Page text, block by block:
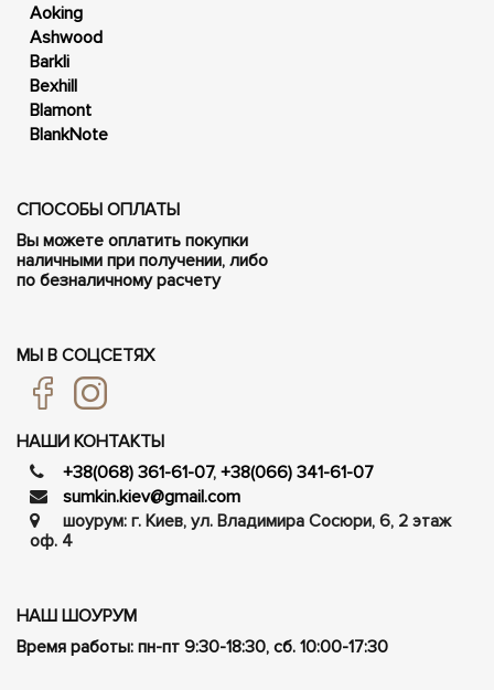
Aoking
Ashwood
Barkli
Bexhill
Blamont
BlankNote
СПОСОБЫ ОПЛАТЫ
Вы можете оплатить покупки
наличными при получении, либо
по безналичному расчету
МЫ В СОЦСЕТЯХ
НАШИ КОНТАКТЫ
+38(068) 361-61-07, +38(066) 341-61-07
sumkin.kiev@gmail.com
шоурум: г. Киев, ул. Владимира Сосюри, ​​6, 2 этаж
оф. 4
НАШ ШОУРУМ
Время работы: пн-пт 9:30-18:30, сб. 10:00-17:30